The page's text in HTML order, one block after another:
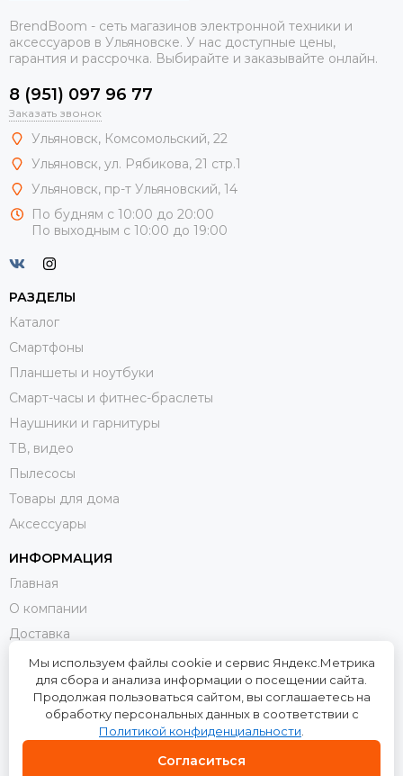
BrendBoom - сеть магазинов электронной техники и
аксессуаров в Ульяновске. У нас доступные цены,
гарантия и рассрочка. Выбирайте и заказывайте онлайн.
8 (951) 097 96 77
Заказать звонок
Ульяновск, Комсомольский, 22
Ульяновск, ул. Рябикова, 21 стр.1
Ульяновск, пр-т Ульяновский, 14
По будням с 10:00 до 20:00
По выходным с 10:00 до 19:00
РАЗДЕЛЫ
Каталог
Смартфоны
Планшеты и ноутбуки
Смарт-часы и фитнес-браслеты
Наушники и гарнитуры
ТВ, видео
Пылесосы
Товары для дома
Аксессуары
ИНФОРМАЦИЯ
Главная
О компании
Доставка
Оплата
Возврат и обмен
Контакты
Политика конфиденциальности
Пользовательское соглашение
Мы используем файлы cookie и сервис Яндекс.Метрика
для сбора и анализа информации о посещении сайта.
Продолжая пользоваться сайтом, вы соглашаетесь на
обработку персональных данных в соответствии с
Политикой конфиденциальности
Согласиться